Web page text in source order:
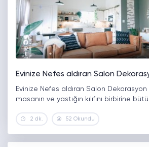
Evinize Nefes aldıran Salon
Evinize Nefes aldıran Salon Dekorasyon
masanın ve yastığın kılıfını birbirine
2 dk. 52 Okundu